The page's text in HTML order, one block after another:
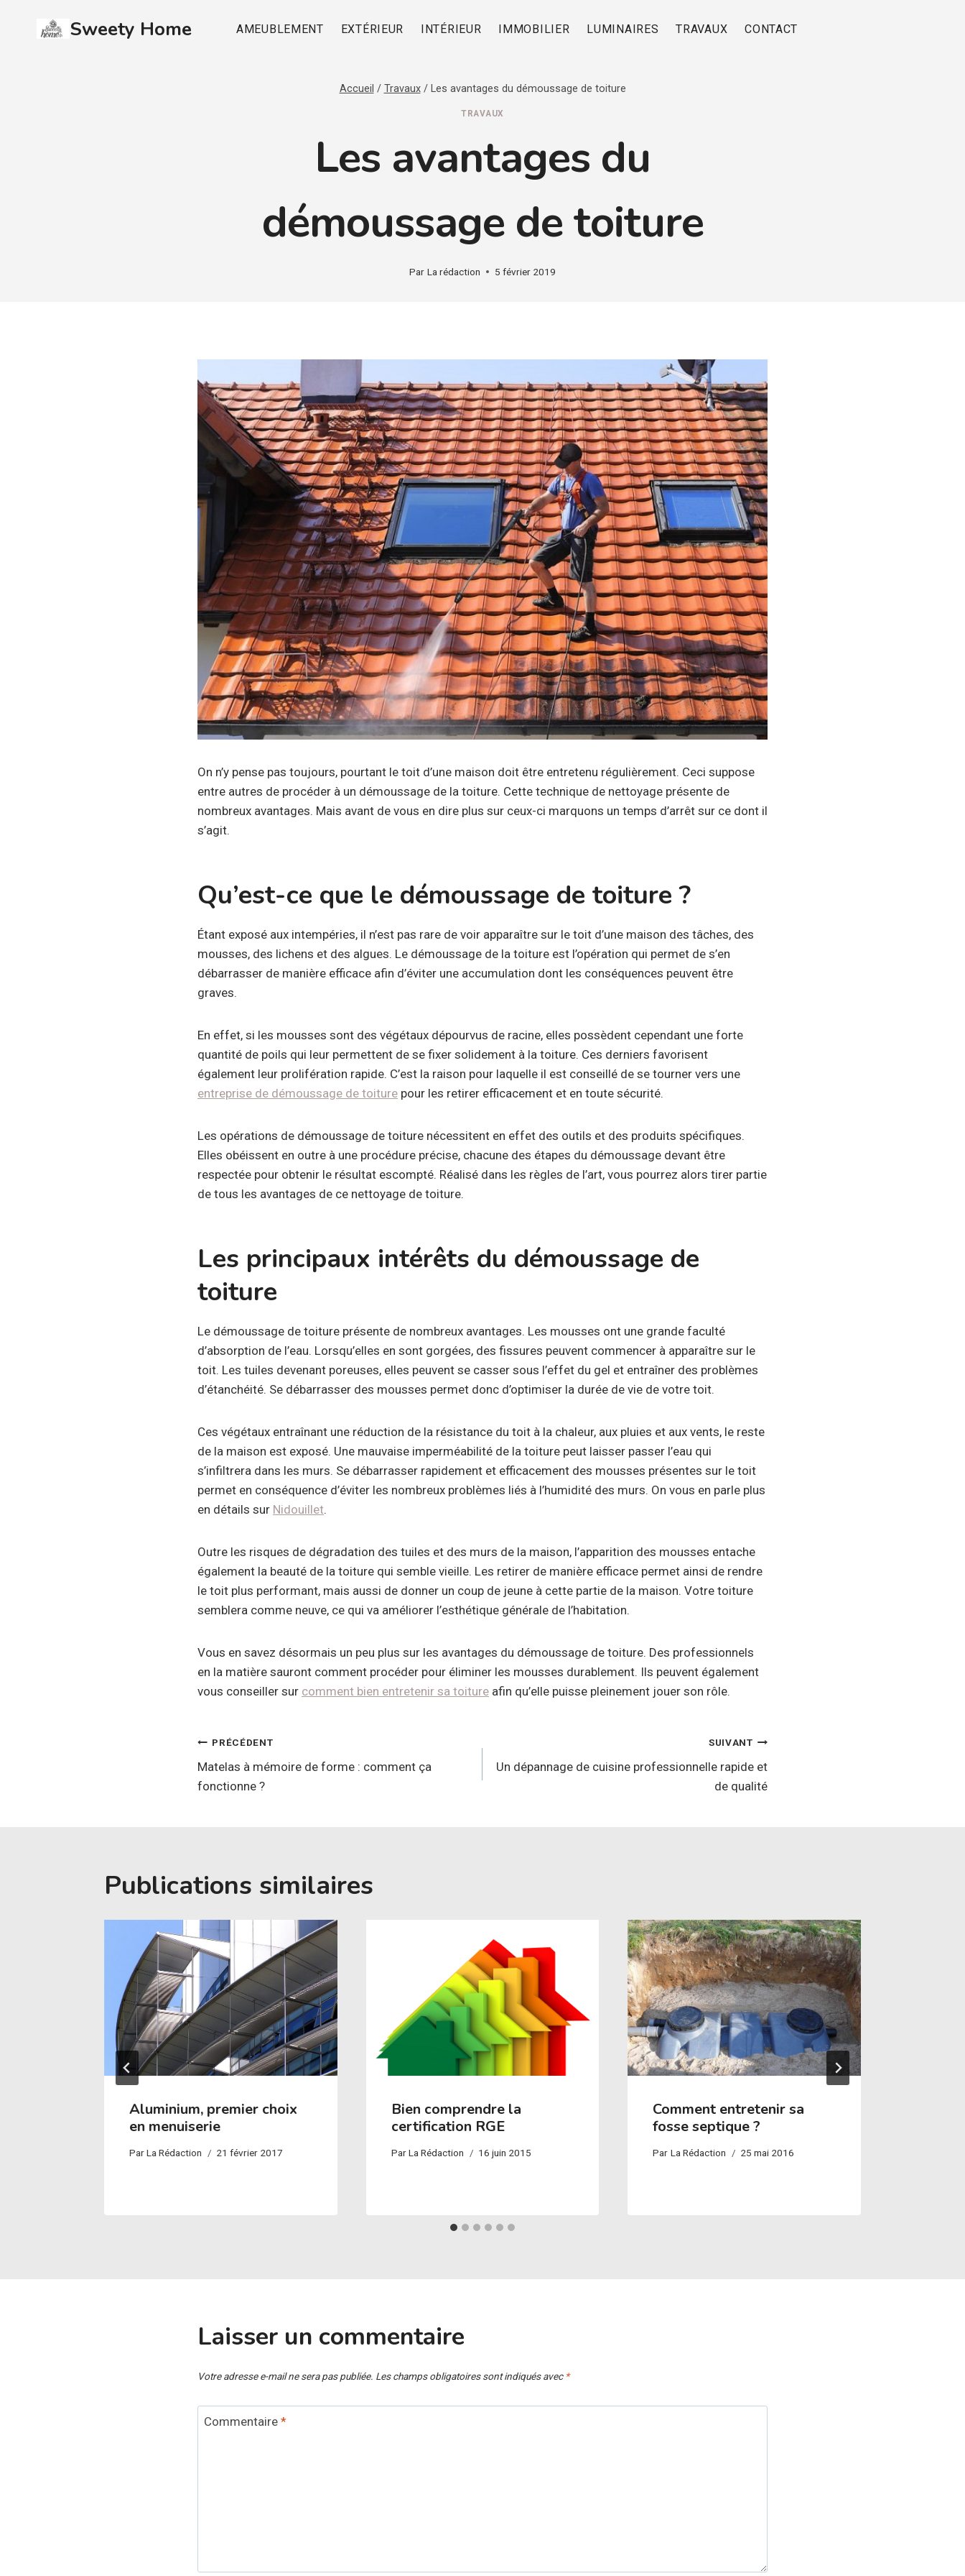
Sweety Home AMEUBLEMENT EXTÉRIEUR INTÉRIEUR IMMOBILIER LUMINAIRES TRAVAUX CONTACT
Accueil / Travaux / Les avantages du démoussage de toiture
TRAVAUX
Les avantages du
démoussage de toiture
Par La rédaction 5 février 2019
On n’y pense pas toujours, pourtant le toit d’une maison doit être entretenu régulièrement. Ceci suppose
entre autres de procéder à un démoussage de la toiture. Cette technique de nettoyage présente de
nombreux avantages. Mais avant de vous en dire plus sur ceux-ci marquons un temps d’arrêt sur ce dont il
s’agit.
Qu’est-ce que le démoussage de toiture ?
Étant exposé aux intempéries, il n’est pas rare de voir apparaître sur le toit d’une maison des tâches, des
mousses, des lichens et des algues. Le démoussage de la toiture est l’opération qui permet de s’en
débarrasser de manière efficace afin d’éviter une accumulation dont les conséquences peuvent être
graves.
En effet, si les mousses sont des végétaux dépourvus de racine, elles possèdent cependant une forte
quantité de poils qui leur permettent de se fixer solidement à la toiture. Ces derniers favorisent
également leur prolifération rapide. C’est la raison pour laquelle il est conseillé de se tourner vers une
entreprise de démoussage de toiture pour les retirer efficacement et en toute sécurité.
Les opérations de démoussage de toiture nécessitent en effet des outils et des produits spécifiques.
Elles obéissent en outre à une procédure précise, chacune des étapes du démoussage devant être
respectée pour obtenir le résultat escompté. Réalisé dans les règles de l’art, vous pourrez alors tirer partie
de tous les avantages de ce nettoyage de toiture.
Les principaux intérêts du démoussage de
toiture
Le démoussage de toiture présente de nombreux avantages. Les mousses ont une grande faculté
d’absorption de l’eau. Lorsqu’elles en sont gorgées, des fissures peuvent commencer à apparaître sur le
toit. Les tuiles devenant poreuses, elles peuvent se casser sous l’effet du gel et entraîner des problèmes
d’étanchéité. Se débarrasser des mousses permet donc d’optimiser la durée de vie de votre toit.
Ces végétaux entraînant une réduction de la résistance du toit à la chaleur, aux pluies et aux vents, le reste
de la maison est exposé. Une mauvaise imperméabilité de la toiture peut laisser passer l’eau qui
s’infiltrera dans les murs. Se débarrasser rapidement et efficacement des mousses présentes sur le toit
permet en conséquence d’éviter les nombreux problèmes liés à l’humidité des murs. On vous en parle plus
en détails sur Nidouillet.
Outre les risques de dégradation des tuiles et des murs de la maison, l’apparition des mousses entache
également la beauté de la toiture qui semble vieille. Les retirer de manière efficace permet ainsi de rendre
le toit plus performant, mais aussi de donner un coup de jeune à cette partie de la maison. Votre toiture
semblera comme neuve, ce qui va améliorer l’esthétique générale de l’habitation.
Vous en savez désormais un peu plus sur les avantages du démoussage de toiture. Des professionnels
en la matière sauront comment procéder pour éliminer les mousses durablement. Ils peuvent également
vous conseiller sur comment bien entretenir sa toiture afin qu’elle puisse pleinement jouer son rôle.
Navigation
de
PRÉCÉDENT
Matelas à mémoire de forme : comment ça
fonctionne ?
SUIVANT
Un dépannage de cuisine professionnelle rapide et
de qualité
Publications similaires
Aluminium, premier choix
en menuiserie
Par La Rédaction 21 février 2017
Bien comprendre la
certification RGE
ParLa Rédaction 16 juin 2015
Comment entretenir sa
fosse septique ?
Par La Rédaction 25 mai 2016
Laisser un commentaire
Votre adresse e-mail ne sera pas publiée. Les champs obligatoires sont indiqués avec *
Commentaire *